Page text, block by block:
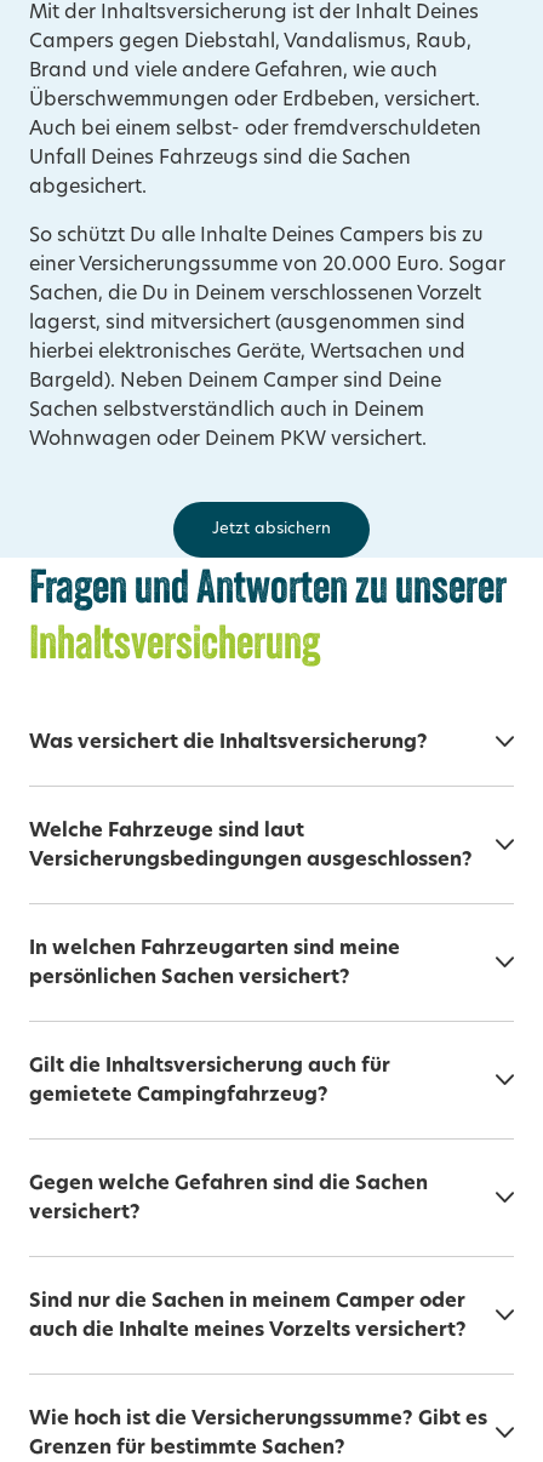
Mit der Inhaltsversicherung ist der Inhalt Deines
Campers gegen Diebstahl, Vandalismus, Raub,
Brand und viele andere Gefahren, wie auch
Überschwemmungen oder Erdbeben, versichert.
Auch bei einem selbst- oder fremdverschuldeten
Unfall Deines Fahrzeugs sind die Sachen
abgesichert.
So schützt Du alle Inhalte Deines Campers bis zu
einer Versicherungssumme von 20.000 Euro. Sogar
Sachen, die Du in Deinem verschlossenen Vorzelt
lagerst, sind mitversichert (ausgenommen sind
hierbei elektronisches Geräte, Wertsachen und
Bargeld). Neben Deinem Camper sind Deine
Sachen selbstverständlich auch in Deinem
Wohnwagen oder Deinem PKW versichert.
Jetzt absichern
Fragen und Antworten zu unserer
Inhaltsversicherung
Was versichert die Inhaltsversicherung?
Welche Fahrzeuge sind laut
Versicherungsbedingungen ausgeschlossen?
In welchen Fahrzeugarten sind meine
persönlichen Sachen versichert?
Gilt die Inhaltsversicherung auch für
gemietete Campingfahrzeug?
Gegen welche Gefahren sind die Sachen
versichert?
Sind nur die Sachen in meinem Camper oder
auch die Inhalte meines Vorzelts versichert?
Wie hoch ist die Versicherungssumme? Gibt es
Grenzen für bestimmte Sachen?